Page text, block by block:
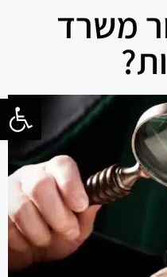
פתח
משרד